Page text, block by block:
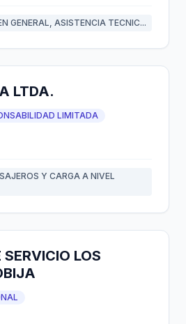
GENERAL, ASISTENCIA TECNIC...
LTDA.
LIMITADA
Y CARGA A NIVEL
LOS